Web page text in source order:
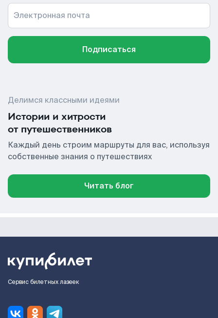
Электронная почта
Подписаться
Делимся классными идеями
Истории и хитрости
от путешественников
Каждый день строим маршруты для вас, используя
собственные знания о путешествиях
Читать блог
Сервис билетных лазеек